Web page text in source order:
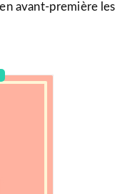
avant-première les